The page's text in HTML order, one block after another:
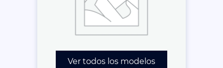
Ver todos los modelos